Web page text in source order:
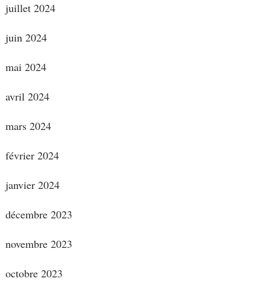
juillet 2024
juin 2024
mai 2024
avril 2024
mars 2024
février 2024
janvier 2024
décembre 2023
novembre 2023
octobre 2023